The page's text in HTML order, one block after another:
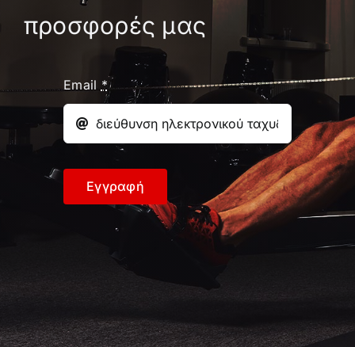
προσφορές μας
Email *
Εγγραφή